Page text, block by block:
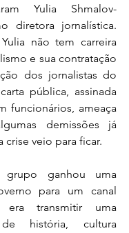
Yulia Shmalov-
diretora jornalística.
Yulia não tem carreira
e sua contratação
dos jornalistas do
pública, assinada
funcionários, ameaça
demissões já
crise veio para ficar.
grupo ganhou uma
para um canal
transmitir uma
de história, cultura